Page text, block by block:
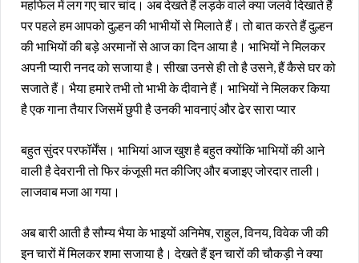
महफिल में लग गए चार चांद। अब देखते हैं लड़के वाले क्या जलवे दिखाते हैं
पर पहले हम आपको दुल्हन की भाभीयों से मिलाते हैं। तो बात करते हैं दुल्हन
की भाभियों की बड़े अरमानों से आज का दिन आया है। भाभियों ने मिलकर
अपनी प्यारी ननद को सजाया है। सीखा उनसे ही तो है उसने, हैं कैसे घर को
सजाते हैं। भैया हमारे तभी तो भाभी के दीवाने हैं। भाभियों ने मिलकर किया
है एक गाना तैयार जिसमें छुपी है उनकी भावनाएं और ढेर सारा प्यार
बहुत सुंदर परफॉर्मेंस। भाभियां आज खुश है बहुत क्योंकि भाभियों की आने
वाली है देवरानी तो फिर कंजूसी मत कीजिए और बजाइए जोरदार ताली।
लाजवाब मजा आ गया।
अब बारी आती है सौम्य भैया के भाइयों अनिमेष, राहुल, विनय, विवेक जी की
इन चारों में मिलकर शमा सजाया है। देखते हैं इन चारों की चौकड़ी ने क्या